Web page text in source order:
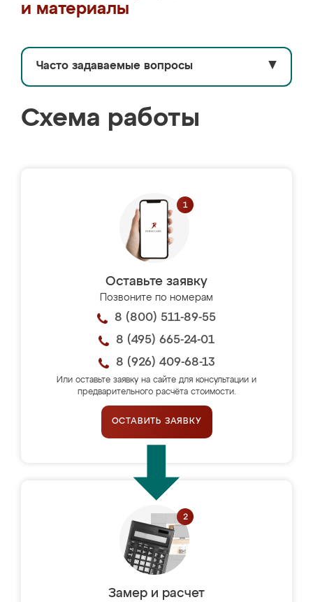
и материалы
Часто задаваемые вопросы ▼
Схема работы
Оставьте заявку
Позвоните по номерам
8 (800) 511-89-55
8 (495) 665-24-01
8 (926) 409-68-13
Или оставьте заявку на сайте для консультации и
предварительного расчёта стоимости.
ОСТАВИТЬ ЗАЯВКУ
Замер и расчет